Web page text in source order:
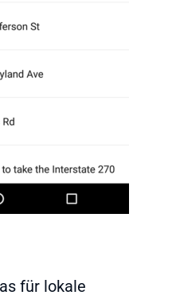
für lokale